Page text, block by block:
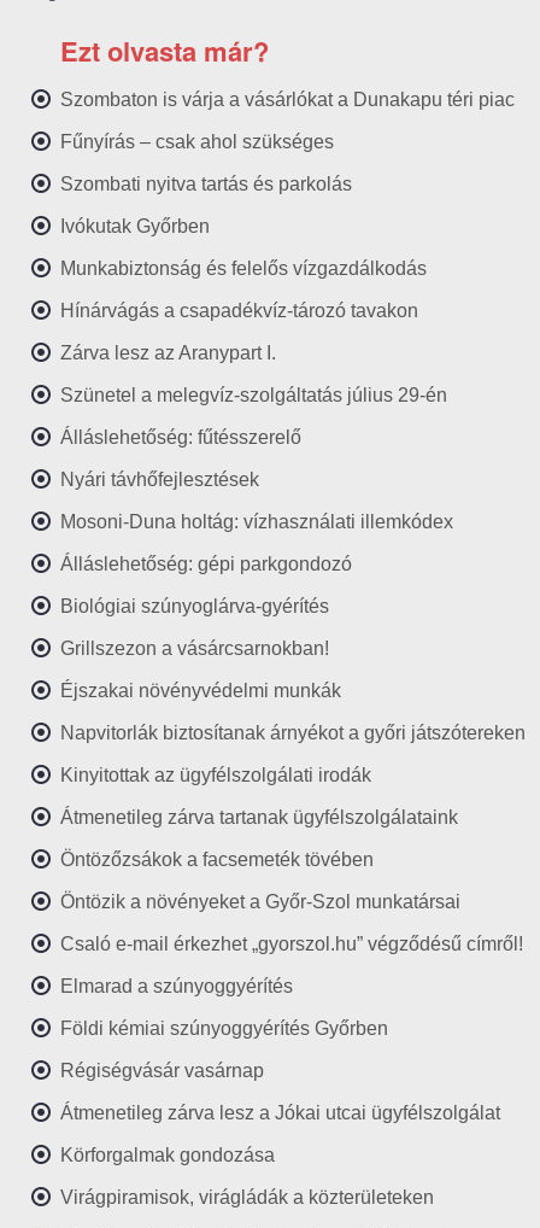
Ezt olvasta már?
Szombaton is várja a vásárlókat a Dunakapu téri piac
Fűnyírás – csak ahol szükséges
Szombati nyitva tartás és parkolás
Ivókutak Győrben
Munkabiztonság és felelős vízgazdálkodás
Hínárvágás a csapadékvíz-tározó tavakon
Zárva lesz az Aranypart I.
Szünetel a melegvíz-szolgáltatás július 29-én
Álláslehetőség: fűtésszerelő
Nyári távhőfejlesztések
Mosoni-Duna holtág: vízhasználati illemkódex
Álláslehetőség: gépi parkgondozó
Biológiai szúnyoglárva-gyérítés
Grillszezon a vásárcsarnokban!
Éjszakai növényvédelmi munkák
Napvitorlák biztosítanak árnyékot a győri játszótereken
Kinyitottak az ügyfélszolgálati irodák
Átmenetileg zárva tartanak ügyfélszolgálataink
Öntözőzsákok a facsemeték tövében
Öntözik a növényeket a Győr-Szol munkatársai
Csaló e-mail érkezhet „gyorszol.hu” végződésű címről!
Elmarad a szúnyoggyérítés
Földi kémiai szúnyoggyérítés Győrben
Régiségvásár vasárnap
Átmenetileg zárva lesz a Jókai utcai ügyfélszolgálat
Körforgalmak gondozása
Virágpiramisok, virágládák a közterületeken